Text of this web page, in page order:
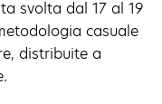
svolta dal 17 al 19
casuale
distribuite a